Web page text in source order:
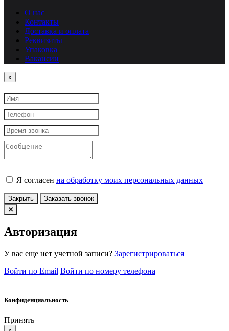
О нас
Контакты
Доставка и оплата
Реквизиты
Упаковка
Вакансии
x
Я согласен на обработку моих персональных данных
Закрыть Заказать звонок
Авторизация
У вас еще нет учетной записи? Зарегистрироваться
Войти по Email Войти по номеру телефона
Конфиденциальность
Принять